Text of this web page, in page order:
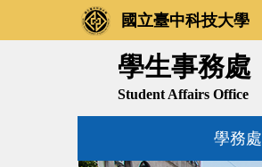
國立臺中科技大學
學生事務處
Student Affairs Office
學務處